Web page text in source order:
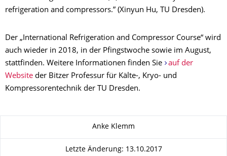
refrigeration and compressors.” (Xinyun Hu, TU Dresden).
Der „International Refrigeration and Compressor Course“ wird
auch wieder in 2018, in der Pfingstwoche sowie im August,
stattfinden. Weitere Informationen finden Sie
auf der
Website der Bitzer Professur für Kälte-, Kryo- und
Kompressorentechnik der TU Dresden.
Anke Klemm
Letzte Änderung: 13.10.2017